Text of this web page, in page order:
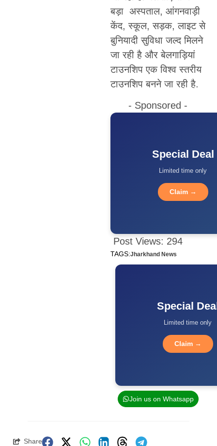
बड़ा अस्पताल, आंगनवाड़ी
केंद, स्कूल, सड़क, लाइट से
बुनियादी सुविधा जल्द मिलने
जा रही है और बेलगाड़ियां
टाउनशिप एक विश्व स्तरीय
टाउनशिप बनने जा रही है.
- Sponsored -
Special Deal
Limited time only
Claim →
Post Views: 294
TAGS:Jharkhand News
Special
Limited time only
Claim →
Join us on Whatsapp
Share